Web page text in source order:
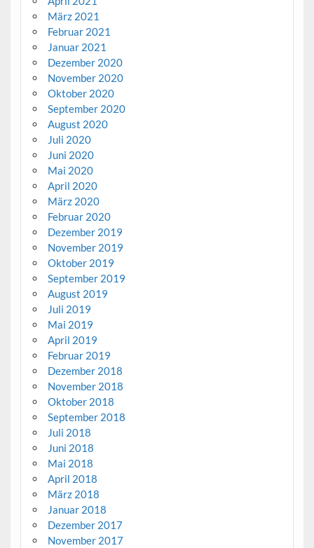
März 2021
Februar 2021
Januar 2021
Dezember 2020
November 2020
Oktober 2020
September 2020
August 2020
Juli 2020
Juni 2020
Mai 2020
April 2020
März 2020
Februar 2020
Dezember 2019
November 2019
Oktober 2019
September 2019
August 2019
Juli 2019
Mai 2019
April 2019
Februar 2019
Dezember 2018
November 2018
Oktober 2018
September 2018
Juli 2018
Juni 2018
Mai 2018
April 2018
März 2018
Januar 2018
Dezember 2017
November 2017